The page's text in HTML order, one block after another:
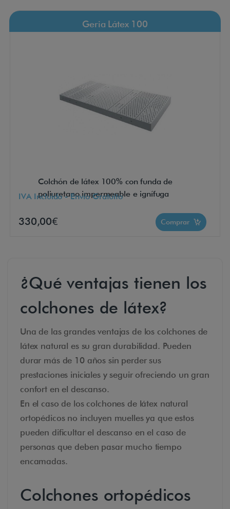
Geria Látex 100
Colchón de látex 100% con funda de
poliuretano impermeable e ignífuga
IVA Incluido - Envío Gratuito
330,00€ Comprar
¿Qué ventajas tienen los
colchones de látex?
Una de las grandes ventajas de los colchones de
látex natural es su gran durabilidad. Pueden
durar más de 10 años sin perder sus
prestaciones iniciales y seguir ofreciendo un gran
confort en el descanso.
En el caso de los colchones de látex natural
ortopédicos no incluyen muelles ya que estos
pueden dificultar el descanso en el caso de
personas que deben pasar mucho tiempo
encamadas.
Colchones ortopédicos